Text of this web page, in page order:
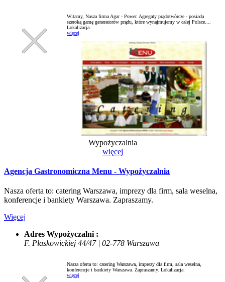
Witamy, Nasza firma Agar - Power. Agregaty prądotwórcze - posiada
szeroką gamę generatorów prądu, które wynajmujemy w całej Polsce....
Lokalizacja:
więcej
Wypożyczalnia
więcej
Agencja Gastronomiczna Menu - Wypożyczalnia
Nasza oferta to: catering Warszawa, imprezy dla firm, sala weselna,
konferencje i bankiety Warszawa. Zapraszamy.
Więcej
Adres Wypożyczalni :
F. Płaskowickiej 44/47 | 02-778 Warszawa
Nasza oferta to: catering Warszawa, imprezy dla firm, sala weselna,
konferencje i bankiety Warszawa. Zapraszamy. Lokalizacja:
więcej